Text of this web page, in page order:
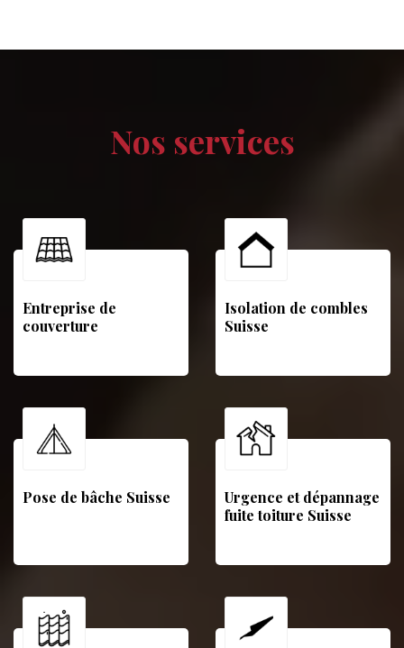
Nos services
Entreprise de
couverture
Isolation de combles
Suisse
Pose de bâche Suisse
Urgence et dépannage
fuite toiture Suisse